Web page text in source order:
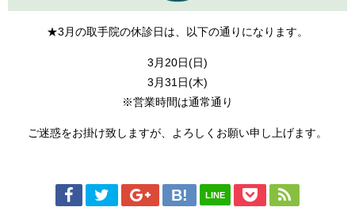
★3月の取手院の休診日は、以下の通りになります。
3月20 日 ( 日 )
3月31 日 (木)
※営業時間は通常通り
ご迷惑をお掛け致しますが、よろしくお願い申し上げます。
LINE